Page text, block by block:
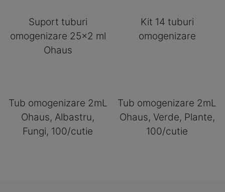
Suport tuburi
omogenizare 25×2 ml
Ohaus
Kit 14 tuburi
omogenizare
Tub omogenizare 2mL
Ohaus, Albastru,
Fungi, 100/cutie
Tub omogenizare 2mL
Ohaus, Verde, Plante,
100/cutie